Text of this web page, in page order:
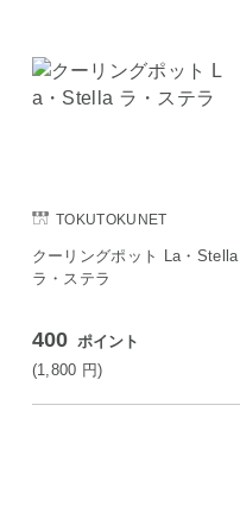
TOKUTOKUNET
クーリングポット La・Stella
ラ・ステラ
400 ポイント
(1,800 円)